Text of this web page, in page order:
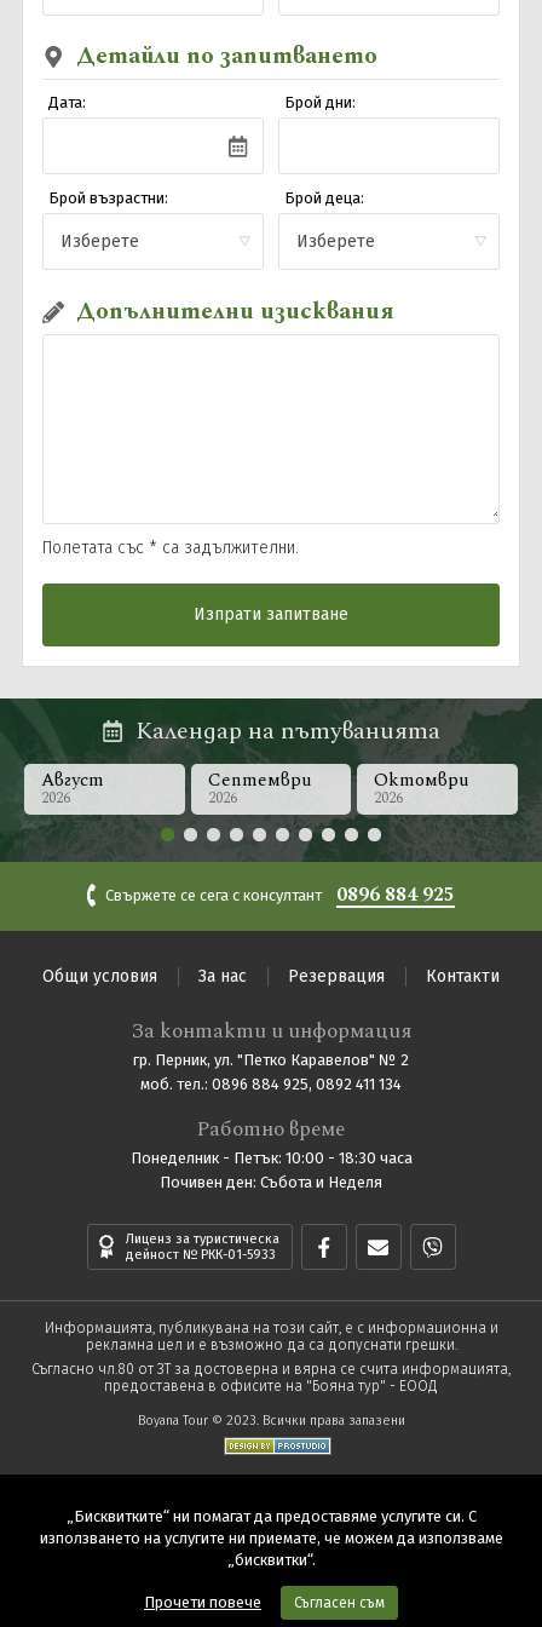
Почивки и екскурзии до Дубай
Почивки в Италия
Нова година
Последвайте ни
Детайли по запитването
Дата: Брой дни:
Брой възрастни: Брой деца:
Допълнителни изисквания
Полетата със * са задължителни.
Календар на пътуванията
Август
2026
Септември
2026
Октомври
2026
Свържете се сега с консултант 0896 884 925
Общи условия За нас Резервация Контакти
За контакти и информация
гр. Перник, ул. "Петко Каравелов" № 2
моб. тел.: 0896 884 925, 0892 411 134
Работно време
Понеделник - Петък: 10:00 - 18:30 часа
Почивен ден: Събота и Неделя
Лиценз за туристическа
дейност № РКК-01-5933
Информацията, публикувана на този сайт, е с информационна и
рекламна цел и е възможно да са допуснати грешки.
Съгласно чл.80 от ЗТ за достоверна и вярна се счита информацията,
предоставена в офисите на "Бояна тур" - ЕООД
Boyana Tour © 2023. Всички права запазени
„Бисквитките“ ни помагат да предоставяме услугите си. С
използването на услугите ни приемате, че можем да използваме
„бисквитки“.
Прочети повече Съгласен съм